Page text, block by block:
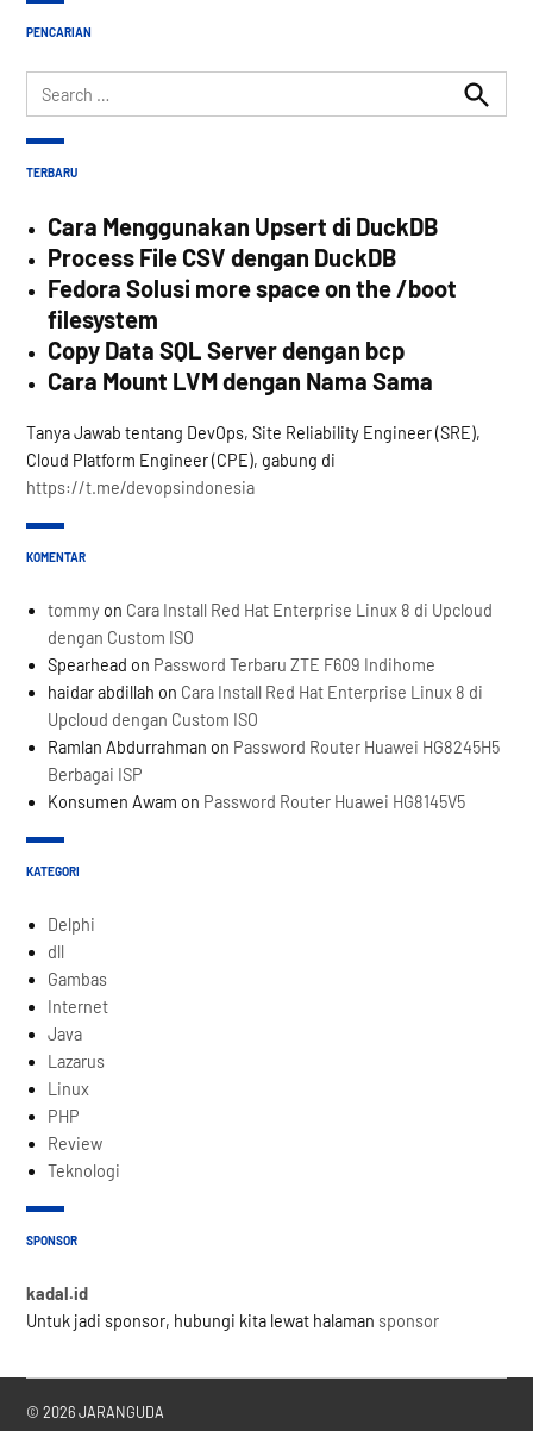
PENCARIAN
Search
for:
Search
TERBARU
Cara Menggunakan Upsert di DuckDB
Process File CSV dengan DuckDB
Fedora Solusi more space on the /boot
filesystem
Copy Data SQL Server dengan bcp
Cara Mount LVM dengan Nama Sama
Tanya Jawab tentang DevOps, Site Reliability Engineer (SRE),
Cloud Platform Engineer (CPE), gabung di
https://t.me/devopsindonesia
KOMENTAR
tommy on Cara Install Red Hat Enterprise Linux 8 di Upcloud
dengan Custom ISO
Spearhead on Password Terbaru ZTE F609 Indihome
haidar abdillah on Cara Install Red Hat Enterprise Linux 8 di
Upcloud dengan Custom ISO
Ramlan Abdurrahman on Password Router Huawei HG8245H5
Berbagai ISP
Konsumen Awam on Password Router Huawei HG8145V5
KATEGORI
Delphi
dll
Gambas
Internet
Java
Lazarus
Linux
PHP
Review
Teknologi
SPONSOR
kadal.id
Untuk jadi sponsor, hubungi kita lewat halaman sponsor
© 2026 JARANGUDA